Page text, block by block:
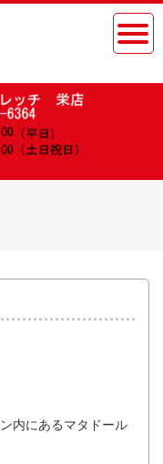
内にあるマタドール